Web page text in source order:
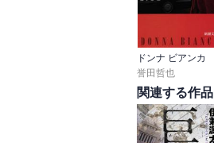
ドンナ ビアンカ
誉田哲也
関連する作品